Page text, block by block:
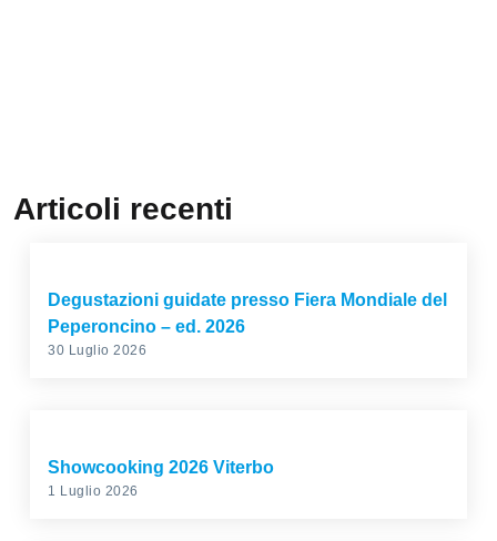
Articoli recenti
Degustazioni guidate presso Fiera Mondiale del
Peperoncino – ed. 2026
30 Luglio 2026
Showcooking 2026 Viterbo
1 Luglio 2026